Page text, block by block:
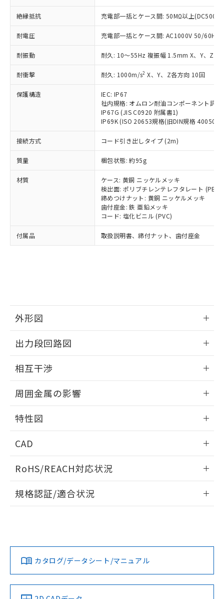
絶縁抵抗 充電部一括とケース間: 50MΩ以上(DC500V
耐電圧 充電部一括とケース間: AC1000V 50/60Hz
耐振動 耐久: 10～55Hz 複振幅 1.5mm X、Y、Z各
耐衝撃 耐久: 1000m/s2 X、Y、Z各方向 10回
保護構造
IEC: IP67
社内規格: オムロン耐油コンポーネント評
IP67G (JIS C0920 附属書1)
IP69K (ISO 20653規格(旧DIN規格 40050
接続方式 コード引き出しタイプ (2m)
質量 梱包状態: 約95g
材質
ケース: 黄銅 ニッケルメッキ
検出面: ポリブチレンテレフタレート (PBT)
締めつけナット: 黄銅 ニッケルメッキ
歯付座金: 鉄 亜鉛メッキ
コード: 塩化ビニル (PVC)
付属品 取扱説明書、締付ナット、歯付座金
外形図
外形図
出力段回路図
出力段回路図
タイムチャート
相互干渉
相互干渉
A: 30mm以上、B: 20mm以上
周囲金属の影響
周囲金属の影響
特性図
検出物体の大きさと材質による影響
CAD
ドすることができます。
ログイン/会員登録
ダウンロードデータをご利用いただく前に、以下を必ずお読
みください。
ソフトウェアの使用条件
RoHS/REACH対応状況
EU RoHS 注意事項・凡例
対応済み
規格認証/適合状況
LR型式承認
（イギリス
船舶規格）
DNV型式承認
（ノルウェー
BV型式承認
（フランス
KR型式
（韓国
カタログ/データシート/マニュアル
ことをご了承ください。
在庫状況および標準価格照会結果は、
記載している更新日時点での社内デー
タに基づき作成されるものであり、閲
覧された時点での実際の在庫および標
準価格とは異なる場合があることをご
了承ください。
正式な納期状況および標準価格はお客
様のお取引先、またはお客様担当のオ
ムロン制御機器販売店・当社販売員に
ご相談ください。
オムロン制御機器販売店や当社販売拠
販売ネットワーク
」をご確認
在庫状況および標準価格結果を当社の
事前の承諾なく第三者に漏洩または開
示しないようお願いします。
マイパーツ機能（部品リスト作成サー
ビス）をご利用いただくには、I-Web
メンバーズにご登録されている必要が
お客様が当ウェブサイト上で当社にご
登録された部品リストについて、当社
の共同利用に関して"
の「1.共同利
いたものが、含有品と判明した場合などや
むを得ず変更することがあります。
*EU RoHS指令（10物質）：
鉛(Pb) 1000ppm以下、 水銀(Hg) 1000ppm以下、 カド
ミウム(Cd) 100ppm以下、
六価クロム(Cr(Ⅵ)) 1000ppm以下、ポリ臭化ビフェニル
類(PBB) 1000ppm以下、ポリ臭化ジフェニルエーテル類
(PBDE) 1000ppm以下、フタル酸ビス(2-エチルヘキシ
ル) (DEHP)(別名：DOP) 1000ppm以下、フタル酸ブチ
ルベンジル（BBP） 1000ppm以下、フタル酸ジブチル
（DBP） 1000ppm以下、フタル酸ジイソブチル
但し、RoHS指令で産業用監視および制御機器に対する
フタル酸エステル類の４物質については閾値を超える意
部品在庫の切り替え状況などにより、予定
月が前後することがあります。
※3 非含有証明書ダウンロード
※本証明書は発行日時点で非含有を証明す
るもので、過去に遡って非含有を証明する
ものではありません。
また、RoHS指令のフタル酸エステル類４
物質の対応では、対応完了までの期間は出
荷製品に未対応品が混在することから備考
欄に対応日を記載しておりました。
していることから、特段のことがない限
り、2022年1月12日より割愛しておりま
す。
基準値を超えていることを示します。
「－」：未確認です。当社販売部門へお問
い合わせください。
*中国RoHS10物質の基準値 (GB/T26572)：
Pb(鉛) :1000ppm、 Hg(水銀) : 1000ppm、 Cd(カドミウ
Cr(Ⅵ)(六価クロム) : 1000ppm、 PBBs(ポリ臭化ビフェ
ニル類) : 1000ppm、 PBDEs(ポリ臭化ジフェニルエーテ
DBP(フタル酸ジブチル) : 1000ppm、 DIBP(フタル酸ジ
イソブチル) : 1000ppm、 BBP(フタル酸ブチルベンジ
DEHP(フタル酸ビス(2-エチルヘキシル)) : 1000ppm
※2 環境保護使用期限
「ｅ」：有害物質（10物質）のすべてが基
準値以下であることを示します。
「10」：通常の使用状況下において有害物
質が外部に漏えいし、環境に深刻な影響を
及ぼさない年数を意味します。
「－」：未確認です。当社販売部門へお問
い合わせください。
当社は、これら貴社製品のうち、外国
為替および外国貿易法に定める商品
（以下｢規制貨物等」という）を輸出
または国外への提供する場合は、日本
国政府の輸出許可(または役務取引許
可)を取得するなどの必要な手続きを
当社は規制貨物を破棄する場合は、完
全に破砕するなど、違法に輸出されな
いよう必要な手段を講じます。
当社は貴社製品を、核兵器、ミサイ
ル、化学兵器、生物兵器またはその他
武器並びにこれらの製造装置等に一切
使用いたしません。
当社は、貴社製品を第三者に販売する
場合は、上記1、2および3の内容を当
該第三者に通知します。また当社は、
販売先および販売に係わる関係者が違
法に輸出するおそれがある場合は、取
り引きをいたしません。
一定数以上の在庫あり
一定数には満たないが在庫あり
在庫なし(最新の在庫状況につ
いては、お客様のお取引先、ま
たはお客様担当のオムロン制御
機器販売店・当社販売員にご確
認ください)
受注生産機種、また在庫状況の
情報を公開していない機種